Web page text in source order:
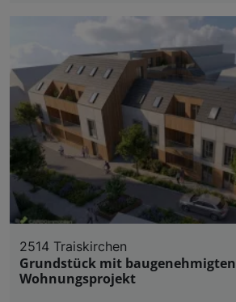
2514 Traiskirchen
Grundstück mit baugenehmigten
Wohnungsprojekt